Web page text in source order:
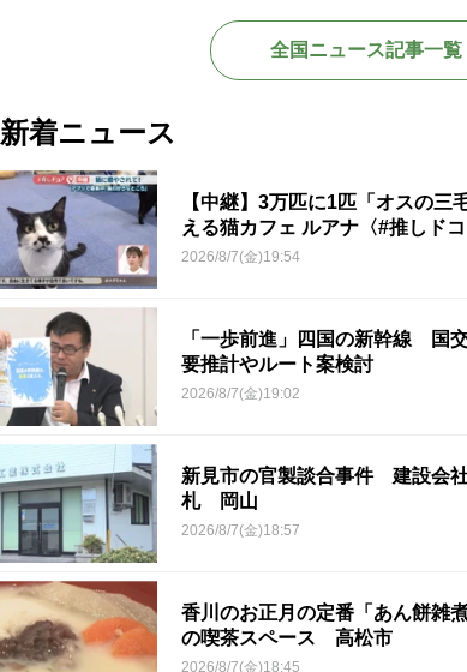
全国ニュース記事一覧
新着ニュース
【中継】3万匹に1匹「オスの
える猫カフェ ルアナ〈#推しドコ
2026/8/7(金)19:54
「一歩前進」四国の新幹線 国
要推計やルート案検討
2026/8/7(金)19:02
新見市の官製談合事件 建設会
札 岡山
2026/8/7(金)18:57
香川のお正月の定番「あん餅雑
の喫茶スペース 高松市
2026/8/7(金)18:45